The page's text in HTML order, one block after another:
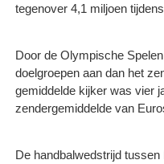
tegenover 4,1 miljoen
Door de Olympische
doelgroepen aan dan het
gemiddelde kijker was vier
zendergemiddelde van
De handbalwedstrijd